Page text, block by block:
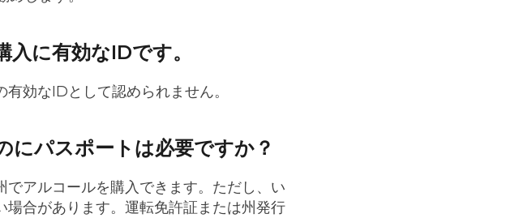
に有効なIDです。
効なIDとして認められません。
にパスポートは必要ですか？
アルコールを購入できます。ただし、い
合があります。運転免許証または州発行